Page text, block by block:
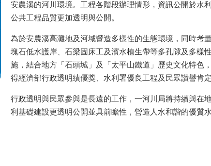
安農溪的河川環境。工程各階段辦理情形，資訊公開於水
公共工程品質更加透明與公開。
為於安農溪高灘地及河域營造多樣性的生態環境，同時考
塊石低水護岸、石梁固床工及濱水植生帶等多孔隙及多樣
施，結合地方「石頭城」及「太平山鐵道」歷史文化特色
得經濟部行政透明績優獎、水利署優良工程及民眾讚譽肯定
行政透明與民眾參與是長遠的工作，一河川局將持續與在
利基礎建設更透明公開並具前瞻性，營造人水和諧的優質水